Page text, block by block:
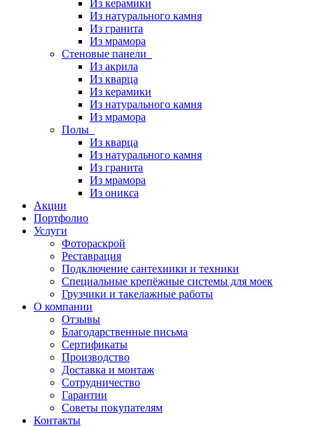
Из керамики
Из натурального камня
Из гранита
Из мрамора
Стеновые панели
Из акрила
Из кварца
Из керамики
Из натурального камня
Из мрамора
Полы
Из кварца
Из натурального камня
Из гранита
Из мрамора
Из оникса
Акции
Портфолио
Услуги
Фотораскрой
Реставрация
Подключение сантехники и техники
Специальные крепёжные системы для моек
Грузчики и такелажные работы
О компании
Отзывы
Благодарственные письма
Сертификаты
Производство
Доставка и монтаж
Сотрудничество
Гарантии
Советы покупателям
Контакты